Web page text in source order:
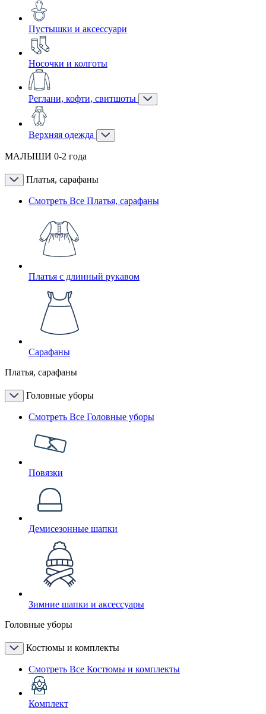
Пустышки и аксессуари
Носочки и колготы
Реглани, кофти, свитшоты
Верхняя одежда
МАЛЫШИ 0-2 года
Платья, сарафаны
Смотреть Все Платья, сарафаны
Платья с длинный рукавом
Сарафаны
Платья, сарафаны
Головные уборы
Смотреть Все Головные уборы
Повязки
Демисезонные шапки
Зимние шапки и аксессуары
Головные уборы
Костюмы и комплекты
Смотреть Все Костюмы и комплекты
Комплект